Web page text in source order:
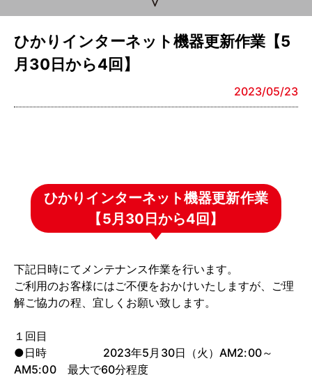
ひかりインターネット機器更新作業【5
月30日から4回】
2023/05/23
ひかりインターネット機器更新作業
【5月30日から4回】
下記日時にてメンテナンス作業を行います。
ご利用のお客様にはご不便をおかけいたしますが、ご理
解ご協力の程、宜しくお願い致します。
１回目
●日時 2023年5月30日（火）AM2:00～
AM5:00 最大で60分程度